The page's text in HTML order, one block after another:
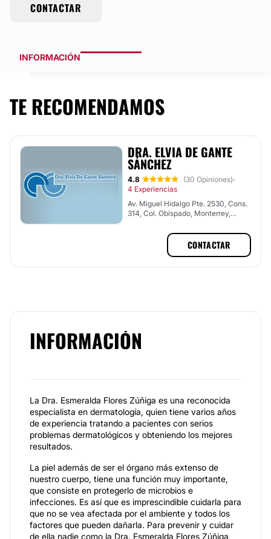
CONTACTAR
INFORMACIÓN
TE RECOMENDAMOS
DRA. ELVIA DE GANTE
SÁNCHEZ
4.8 (30 Opiniones)·
4 Experiencias
Av. Miguel Hidalgo Pte. 2530, Cons.
314, Col. Obispado, Monterrey,
CONTACTAR
INFORMACIÓN
La Dra. Esmeralda Flores Zúñiga es una reconocida
especialista en dermatología, quien tiene varios años
de experiencia tratando a pacientes con serios
problemas dermatológicos y obteniendo los mejores
resultados.
La piel además de ser el órgano más extenso de
nuestro cuerpo, tiene una función muy importante,
que consiste en protegerlo de microbios e
infecciones. Es así que es imprescindible cuidarla para
que no se vea afectada por el ambiente y todos los
factores que pueden dañarla. Para prevenir y cuidar
de ella nadie como la Dra. Esmeralda Flores Zúñiga